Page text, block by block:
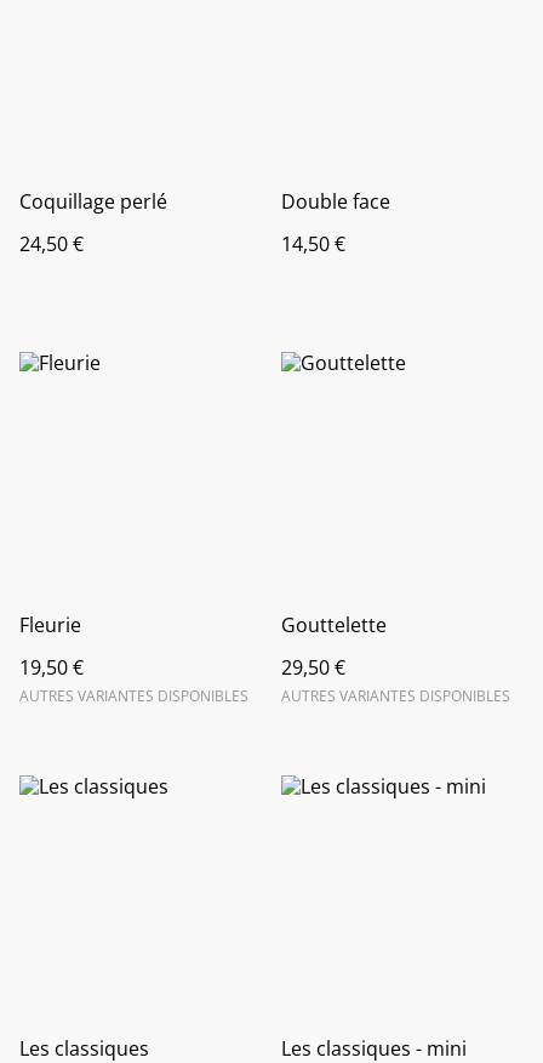
Coquillage perlé
24,50 €
Double face
14,50 €
Fleurie
19,50 €
AUTRES VARIANTES DISPONIBLES
Gouttelette
29,50 €
AUTRES VARIANTES DISPONIBLES
Les classiques
Les classiques - mini